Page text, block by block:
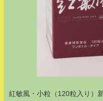
紅敏風・小粒（120粒入り）